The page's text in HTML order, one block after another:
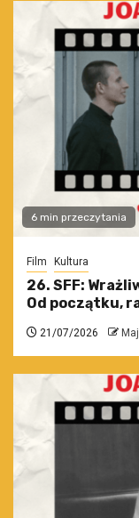
6 min przeczytania
Film Kultura
26. SFF:
Od początku,
21/07/2026